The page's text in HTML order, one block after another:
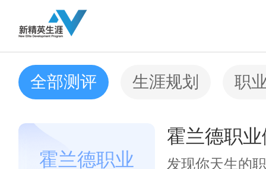
全部测评 生涯规划 职
霍兰德职业
霍兰德职
发现你天生的